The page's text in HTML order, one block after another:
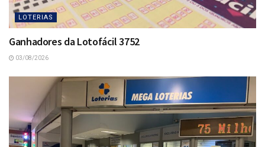
LOTERIAS
Ganhadores da Lotofácil 3752
03/08/2026